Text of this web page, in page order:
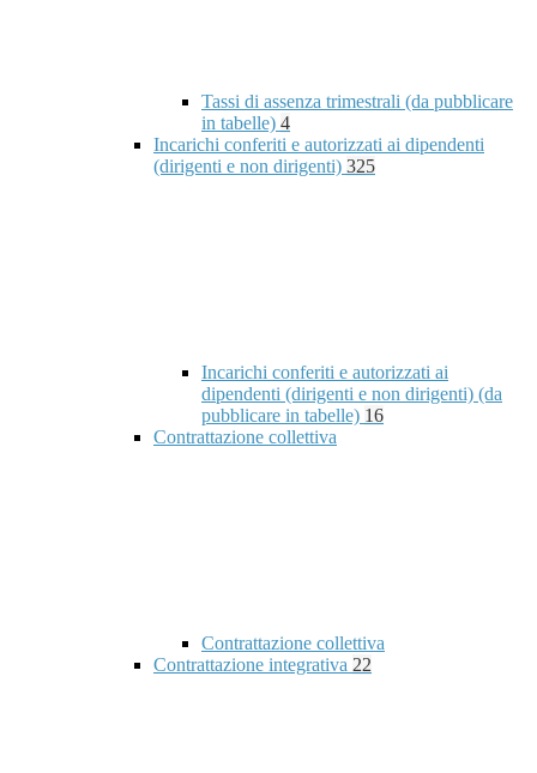
Tassi di assenza trimestrali (da pubblicare
in tabelle) 4
Incarichi conferiti e autorizzati ai dipendenti
(dirigenti e non dirigenti) 325
Incarichi conferiti e autorizzati ai
dipendenti (dirigenti e non dirigenti) (da
pubblicare in tabelle) 16
Contrattazione collettiva
Contrattazione collettiva
Contrattazione integrativa 22